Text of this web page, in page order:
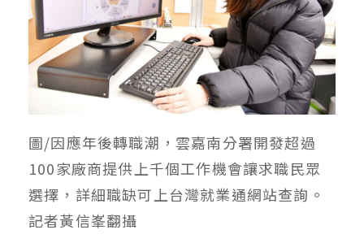
圖/因應年後轉職潮，雲嘉南分署開發超過
100家廠商提供上千個工作機會讓求職民眾
選擇，詳細職缺可上台灣就業通網站查詢。
記者黃信峯翻攝